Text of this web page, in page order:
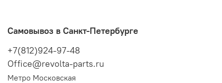
Самовывоз в Санкт-Петербурге
+7(812)924-97-48
Office@revolta-parts.ru
Метро Московская